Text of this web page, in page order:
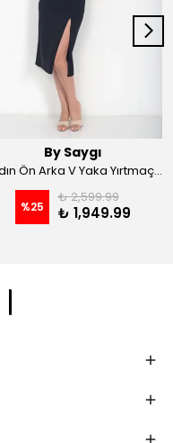
By Saygı
Kadın Ön Arka V Yaka Yırtmaçlı Likralı Scuba Midi Elbise - Siyah
%25
₺ 2,599.99
₺ 1,949.99